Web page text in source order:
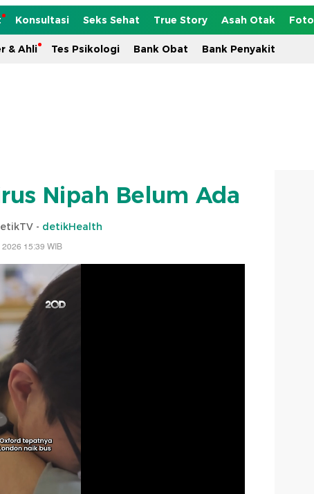
Konsultasi Seks Sehat True Story Asah Otak Foto
& Ahli Tes Psikologi Bank Obat Bank Penyakit
Nipah Belum Ada
- detikHealth
15:39 WIB